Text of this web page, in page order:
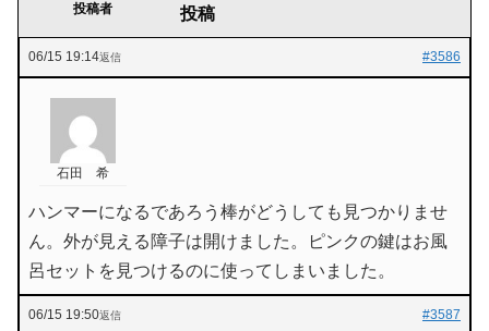
投稿者 投稿
06/15 19:14 #3586
返信
石田 希
ハンマーになるであろう棒がどうしても見つかりませ
ん。外が見える障子は開けました。ピンクの鍵はお風
呂セットを見つけるのに使ってしまいました。
06/15 19:50 #3587
返信